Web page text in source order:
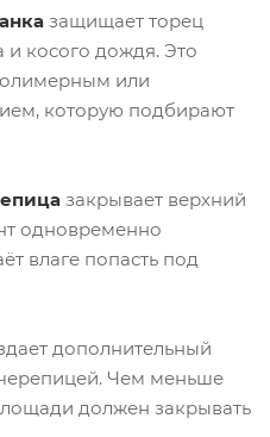
защищает торец
и косого дождя. Это
или
которую подбирают
закрывает верхний
одновременно
влаге попасть под
дополнительный
Чем меньше
должен закрывать